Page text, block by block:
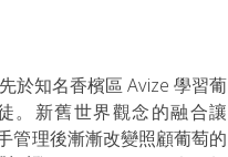
於知名香檳區 Avize 學習葡
。新舊世界觀念的融合讓
管理後漸漸改變照顧葡萄的